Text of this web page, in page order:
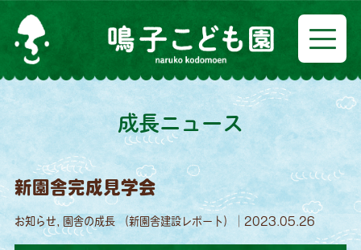
成長ニュース
新園舎完成見学会
お知らせ, 園舎の成長 （新園舎建設レポート）｜2023.05.26